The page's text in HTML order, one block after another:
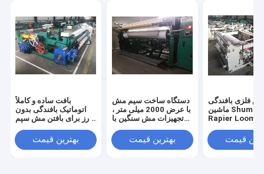
بافت ساده و کاملاً
اتوماتیک بافندگی بدون
درز برای بافتن مش سیم
بهترین قیمت
دستگاه ساخت سیم مش
با عرض 2000 میلی متر ،
تجهیزات مش سنگین با
بهترین قیمت
فلزی بافندگی
ماشین Shumleless
Rapier Loom
مش سیم فیلتر
قیمت